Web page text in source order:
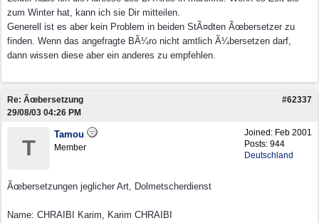
zum Winter hat, kann ich sie Dir mitteilen.
Generell ist es aber kein Problem in beiden StÃ¤dten Ãœbersetzer zu
finden. Wenn das angefragte BÃ¼ro nicht amtlich Ã¼bersetzen darf,
dann wissen diese aber ein anderes zu empfehlen.
Re: Ãœbersetzung
#62337
29/08/03 04:26 PM
Joined: Feb 2001
Posts: 944
Deutschland
T
Tamou
Member
Ãœbersetzungen jeglicher Art, Dolmetscherdienst
Name: CHRAIBI Karim, Karim CHRAIBI